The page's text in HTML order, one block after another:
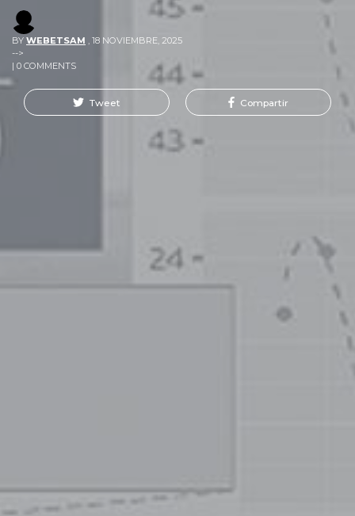
BY WEBETSAM , 18 NOVIEMBRE, 2025
-->
| 0 COMMENTS
Tweet Compartir